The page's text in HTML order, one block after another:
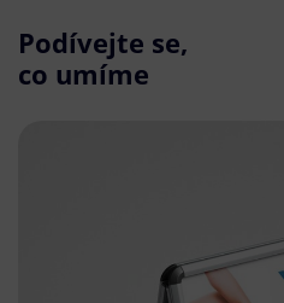
Podívejte se,
co umíme